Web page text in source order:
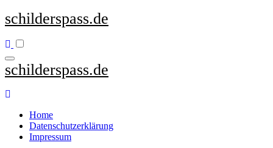
Zum
Inhalt
schilderspass.de
schilderspass.de
Home
Datenschutzerklärung
Impressum